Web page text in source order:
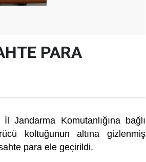
PARA
Jandarma Komutanlığına bağlı
koltuğunun altına gizlenmiş
para ele geçirildi.